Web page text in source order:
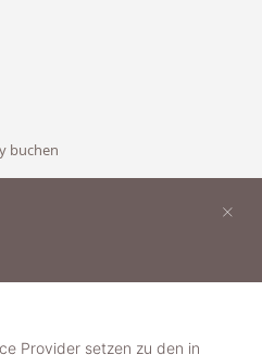
buchen
Provider setzen zu den in
×